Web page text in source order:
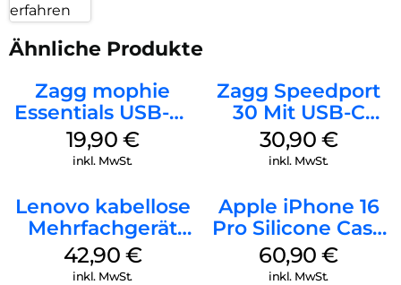
erfahren
Ähnliche Produkte
Zagg mophie
Essentials USB-C-
20W Charger PD
Weiß
19,90 €
inkl. MwSt.
Zagg Speedport
30 Mit USB-C
Kabel Weiß
30,90 €
inkl. MwSt.
Lenovo kabellose
Mehrfachgerät
Luna Grey
42,90 €
inkl. MwSt.
Apple iPhone 16
Pro Silicone Case
MagSafe Stone
Gray
60,90€
inkl. MwSt.